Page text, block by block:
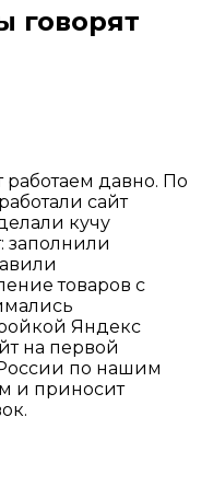
говорят
работаем давно. По
сайт
кучу
заполнили
товаров с
Яндекс
на первой
по нашим
и приносит